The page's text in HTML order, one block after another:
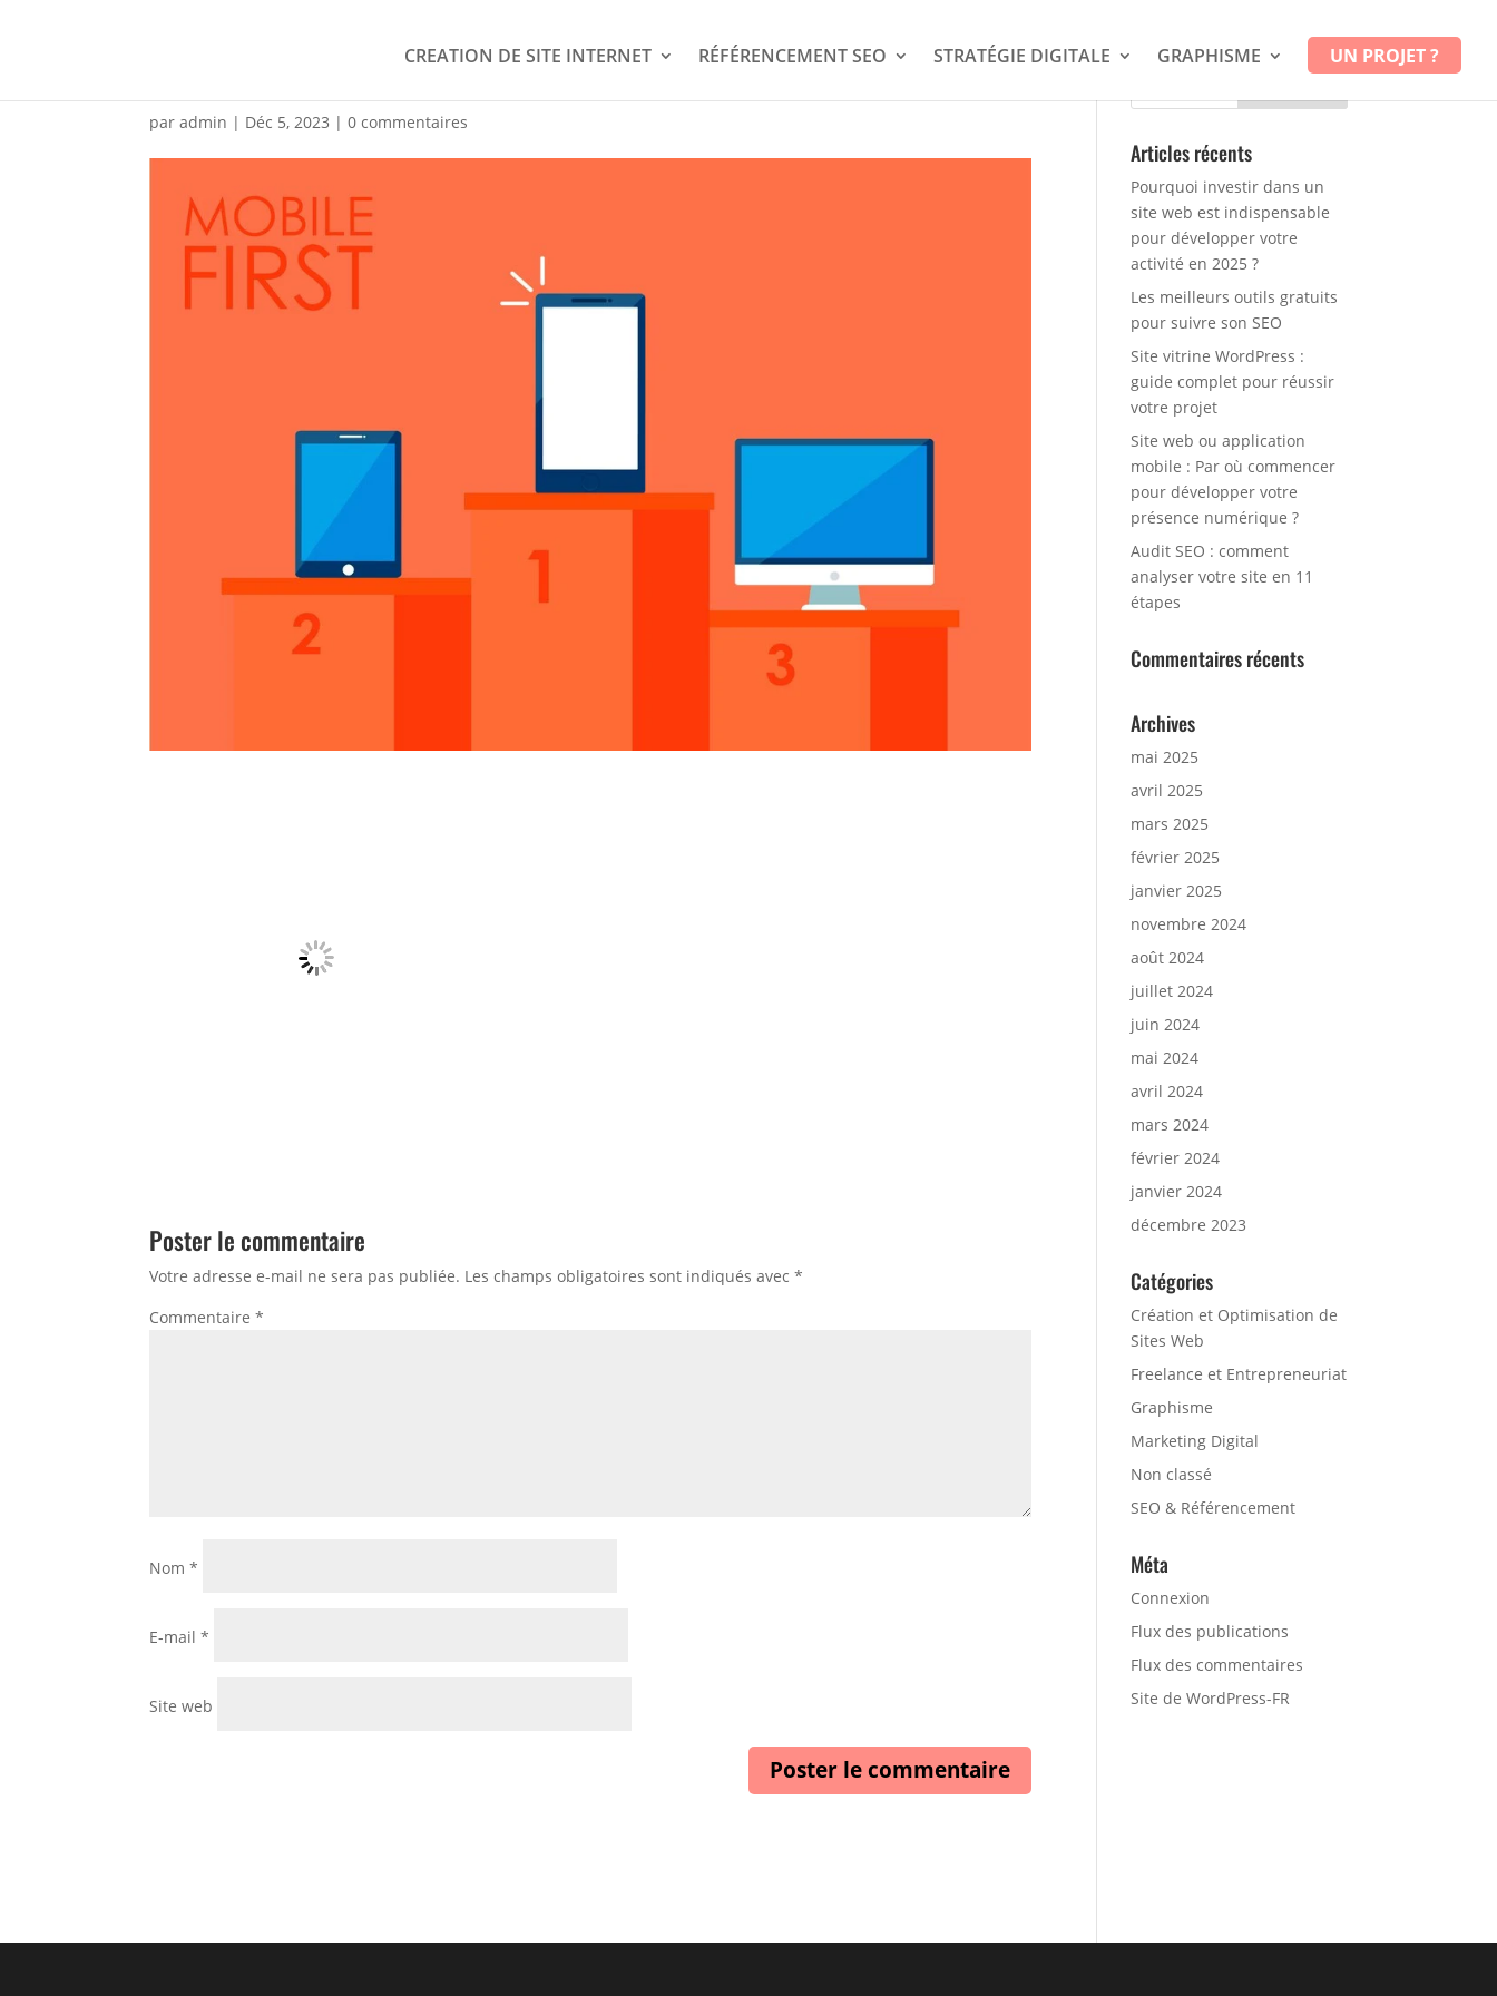
CREATION DE SITE INTERNET RÉFÉRENCEMENT SEO STRATÉGIE DIGITALE GRAPHISME UN PROJET ?
paradmin | Déc 5, 2023 |0 commentaires
Poster le commentaire
Votre adresse e-mail ne sera pas publiée. Les champs obligatoires sont indiqués avec*
Commentaire*
Nom*
E-mail*
Site web
Articles récents
Pourquoi investir dans un
site web est indispensable
pour développer votre
activité en 2025 ?
Les meilleurs outils gratuits
pour suivre son SEO
Site vitrine WordPress :
guide complet pour réussir
votre projet
Site web ou application
mobile : Par où commencer
pour développer votre
présence numérique ?
Audit SEO : comment
analyser votre site en 11
étapes
Commentaires récents
Archives
mai 2025
avril 2025
mars 2025
février 2025
janvier 2025
novembre 2024
août 2024
juillet 2024
juin 2024
mai 2024
avril 2024
mars 2024
février 2024
janvier 2024
décembre 2023
Catégories
Création et Optimisation de
Sites Web
Freelance et Entrepreneuriat
Graphisme
Marketing Digital
Non classé
SEO & Référencement
Méta
Connexion
Flux des publications
Flux des commentaires
Site de WordPress-FR